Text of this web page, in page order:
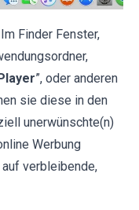
Finder Fenster,
”, oder anderen
sie diese in den
unerwünschte(n)
Werbung
verbleibende,